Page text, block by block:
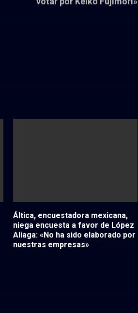
Áltica, encuestadora mexicana,
niega encuesta a favor de López
Aliaga: «No ha sido elaborado por
nuestras empresas»